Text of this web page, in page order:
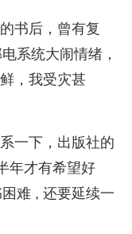
书后，曾有复
系统大闹情绪，
，我受灾甚
一下，出版社的
年才有希望好
难 , 还要延续一